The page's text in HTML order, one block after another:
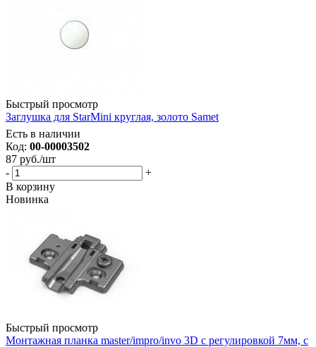
Быстрый просмотр
Заглушка для StarMini круглая, золото Samet
Есть в наличии
Код: 00-00003502
87 руб./шт
-
+
В корзину
Новинка
Быстрый просмотр
Монтажная планка master/impro/invo 3D с регулировкой 7мм, с